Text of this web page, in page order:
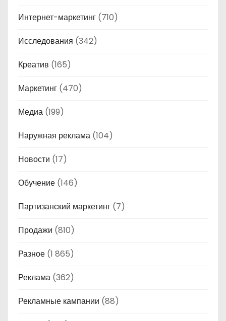
Интернет-маркетинг (710)
Исследования (342)
Креатив (165)
Маркетинг (470)
Медиа (199)
Наружная реклама (104)
Новости (17)
Обучение (146)
Партизанский маркетинг (7)
Продажи (810)
Разное (1 865)
Реклама (362)
Рекламные кампании (88)